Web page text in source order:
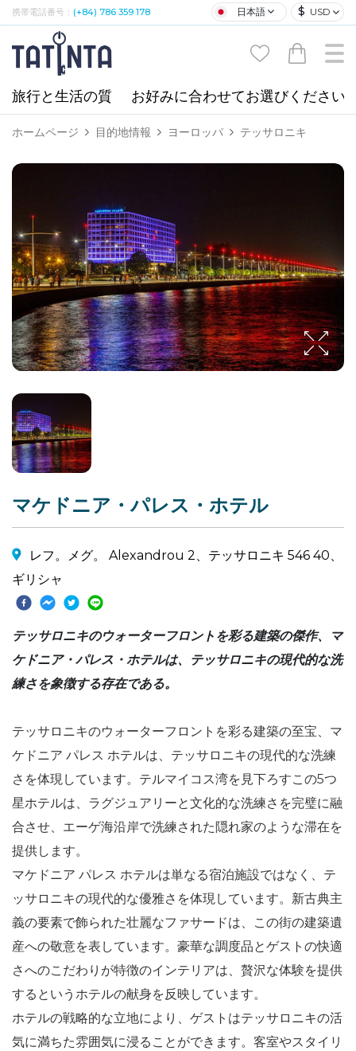
携帯電話番号： (+84) 786 359 178 日本語 $ USD
旅行と生活の質 お好みに合わせてお選びください
ホームページ 目的地情報 ヨーロッパ テッサロニキ
マケドニア・パレス・ホテル
レフ。メグ。 Alexandrou 2、テッサロニキ 546 40、
ギリシャ
テッサロニキのウォーターフロントを彩る建築の傑作、マ
ケドニア・パレス・ホテルは、テッサロニキの現代的な洗
練さを象徴する存在である。
テッサロニキのウォーターフロントを彩る建築の至宝、マ
ケドニア パレス ホテルは、テッサロニキの現代的な洗練
さを体現しています。テルマイコス湾を見下ろすこの5つ
星ホテルは、ラグジュアリーと文化的な洗練さを完璧に融
合させ、エーゲ海沿岸で洗練された隠れ家のような滞在を
提供します。
マケドニア パレス ホテルは単なる宿泊施設ではなく、テ
ッサロニキの現代的な優雅さを体現しています。新古典主
義の要素で飾られた壮麗なファサードは、この街の建築遺
産への敬意を表しています。豪華な調度品とゲストの快適
さへのこだわりが特徴のインテリアは、贅沢な体験を提供
するというホテルの献身を反映しています。
ホテルの戦略的な立地により、ゲストはテッサロニキの活
気に満ちた雰囲気に浸ることができます。客室やスタイリ